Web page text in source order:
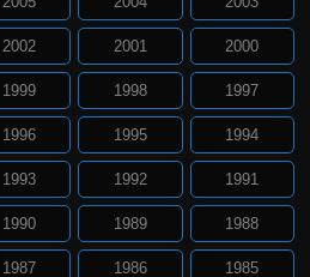
2002 2001 2000
1999 1998 1997
1996 1995 1994
1993 1992 1991
1990 1989 1988
1987 1986 1985